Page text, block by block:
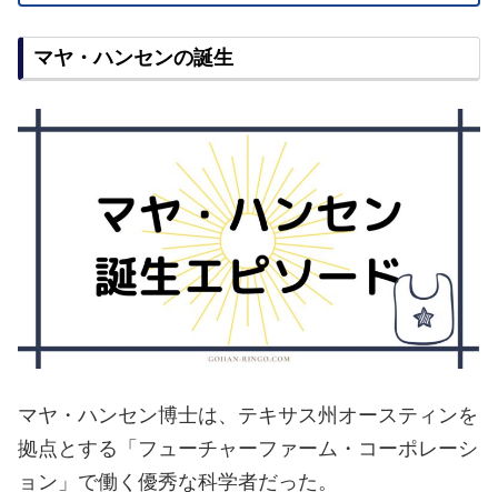
マヤ・ハンセンの誕生
マヤ・ハンセン博士は、テキサス州オースティンを
拠点とする「フューチャーファーム・コーポレーシ
ョン」で働く優秀な科学者だった。